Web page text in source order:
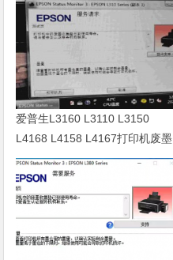
爱普生L3160 L3110 L3150
L4168 L4158 L4167打印机废墨
清零软件